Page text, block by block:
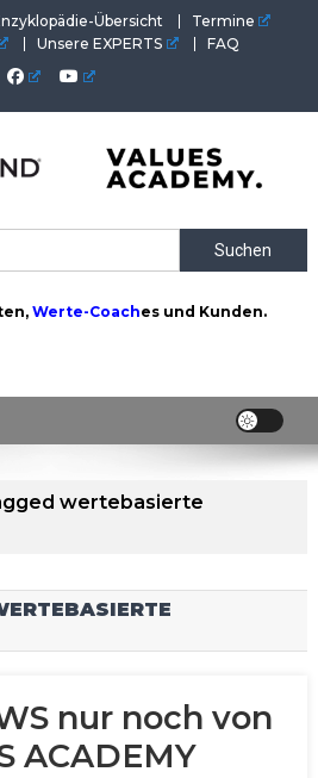
Übersicht
Termine
Unsere EXPERTS FAQ
für Werte-Coaches.
Suchen
nach:
Werte-Coaches und Kunden.
wertebasierte
nur noch von
ACADEMY